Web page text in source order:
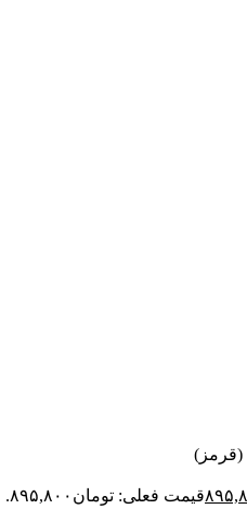
(قرمز)
قیمت فعلی: تومان۸۹۵,۸۰۰.